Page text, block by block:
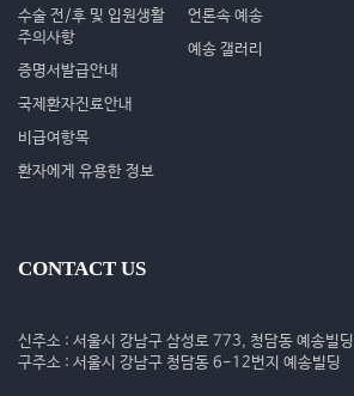
수술 전/후 및 입원생활
주의사항
증명서발급안내
국제환자진료안내
비급여항목
환자에게 유용한 정보
언론속 예송
예송 갤러리
CONTACT US
신주소 : 서울시 강남구 삼성로 773, 청담동 예송빌딩
구주소 : 서울시 강남구 청담동 6-12번지 예송빌딩